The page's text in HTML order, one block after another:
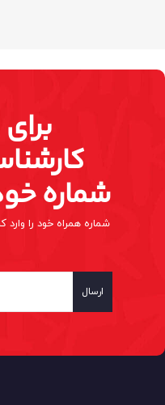
برای
شماره
شماره همراه خود را وارد
ارسال